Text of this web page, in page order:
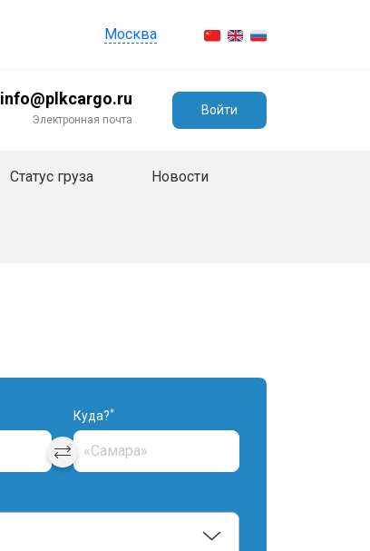
Москва
info@plkcargo.ru
Электронная почта
Войти
Статус груза Новости
Куда?*